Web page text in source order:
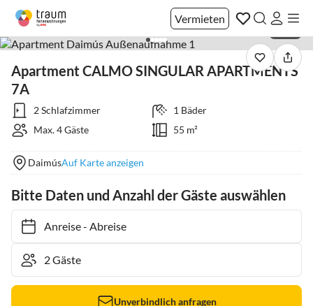
Vermieten
Apartment CALMO SINGULAR APARTMENTS
7A
2 Schlafzimmer
1 Bäder
Max. 4 Gäste
55 m²
DaimúsAuf Karte anzeigen
Bitte Daten und Anzahl der Gäste auswählen
Anreise- Abreise
Unverbindlich anfragen